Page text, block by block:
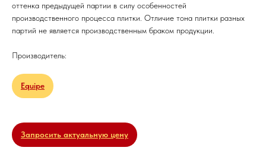
оттенка предыдущей партии в силу особенностей
производственного процесса плитки. Отличие тона плитки разных
партий не является производственным браком продукции.
Производитель:
Equipe
Запросить актуальную цену